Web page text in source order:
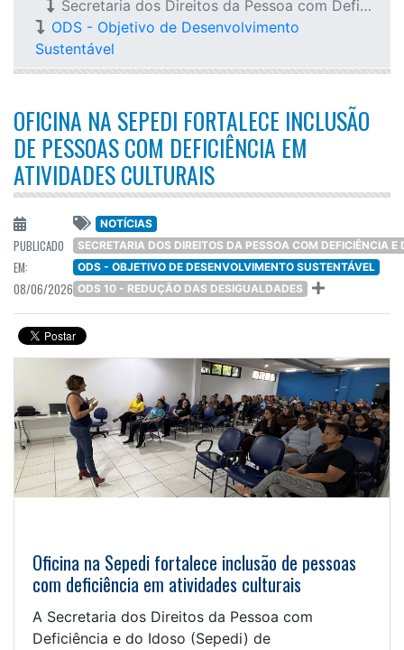
Secretaria dos Direitos da Pessoa com Deficiência e do Idoso
ODS - Objetivo de Desenvolvimento
Sustentável
OFICINA NA SEPEDI FORTALECE INCLUSÃO
DE PESSOAS COM DEFICIÊNCIA EM
ATIVIDADES CULTURAIS
PUBLICADO
EM:
08/06/2026
NOTÍCIAS
SECRETARIA DOS DIREITOS DA PESSOA COM DEFICIÊNCIA E
ODS - OBJETIVO DE DESENVOLVIMENTO SUSTENTÁVEL
ODS 10 - REDUÇÃO DAS DESIGUALDADES
Oficina na Sepedi fortalece inclusão de pessoas
com deficiência em atividades culturais
A Secretaria dos Direitos da Pessoa com
Deficiência e do Idoso (Sepedi) de